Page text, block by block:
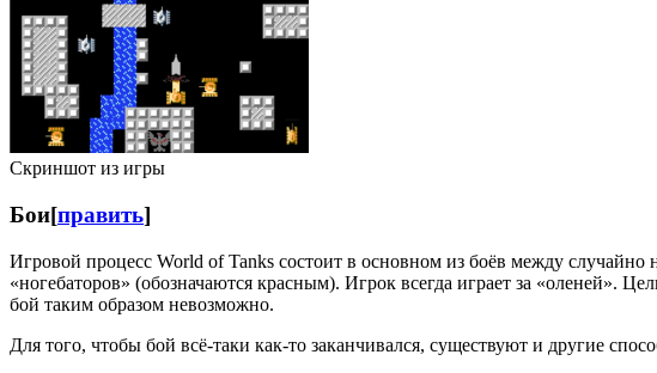
Скриншот из игры
Бои[править]
Игровой процесс World of Tanks состоит в основном из боёв между
«ногебаторов» (обозначаются красным). Игрок всегда играет за «оленей».
бой таким образом невозможно.
Для того, чтобы бой всё-таки как-то заканчивался, существуют и другие